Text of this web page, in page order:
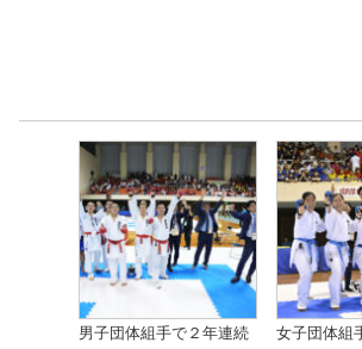
男子団体組手で２年連続
女子団体組